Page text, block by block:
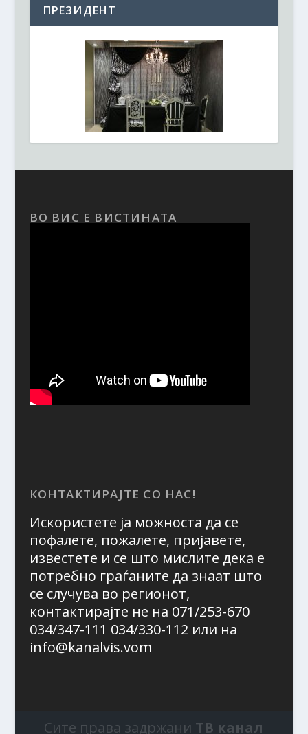
ПРЕЗИДЕНТ
ВО ВИС Е ВИСТИНАТА
КОНТАКТИРАЈТЕ СО НАС!
Искористете ја можноста да се
пофалете, пожалете, пријавете,
известете и се што мислите дека е
потребно граѓаните да знаат што
се случува во регионот,
контактирајте не на 071/253-670
034/347-111 034/330-112 или на
info@kanalvis.vom
Сите права задржани ТВ канал